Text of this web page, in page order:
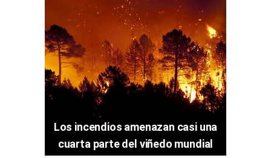
Los incendios amenazan casi una
cuarta parte del viñedo mundial